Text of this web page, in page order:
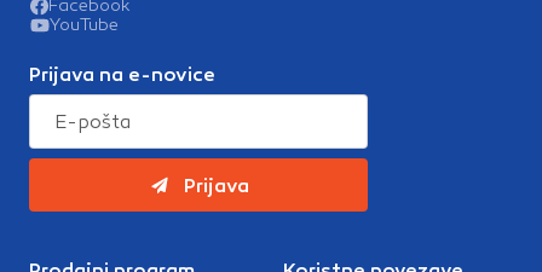
Facebook
YouTube
Prijava na e-novice
Prijava